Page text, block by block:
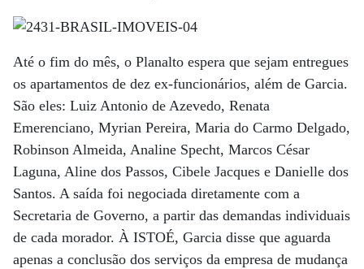
Até o fim do mês, o Planalto espera que sejam entregues
os apartamentos de dez ex-funcionários, além de Garcia.
São eles: Luiz Antonio de Azevedo, Renata
Emerenciano, Myrian Pereira, Maria do Carmo Delgado,
Robinson Almeida, Analine Specht, Marcos César
Laguna, Aline dos Passos, Cibele Jacques e Danielle dos
Santos. A saída foi negociada diretamente com a
Secretaria de Governo, a partir das demandas individuais
de cada morador. À ISTOÉ, Garcia disse que aguarda
apenas a conclusão dos serviços da empresa de mudança